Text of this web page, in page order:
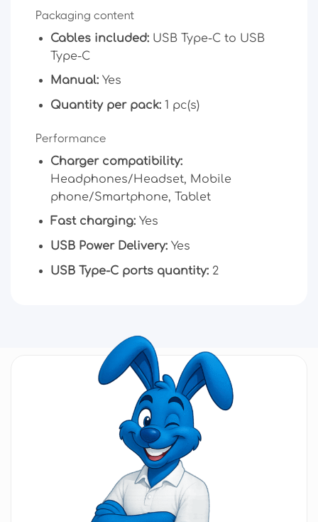
Packaging content
Cables included:USB Type-C to USB
Type-C
Manual:Yes
Quantity per pack:1 pc(s)
Performance
Charger compatibility:
Headphones/Headset, Mobile
phone/Smartphone, Tablet
Fast charging:Yes
USB Power Delivery:Yes
USB Type-C ports quantity:2